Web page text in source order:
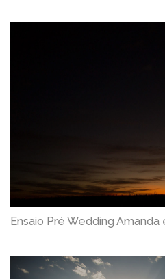
Ensaio Pré Wedding Amanda